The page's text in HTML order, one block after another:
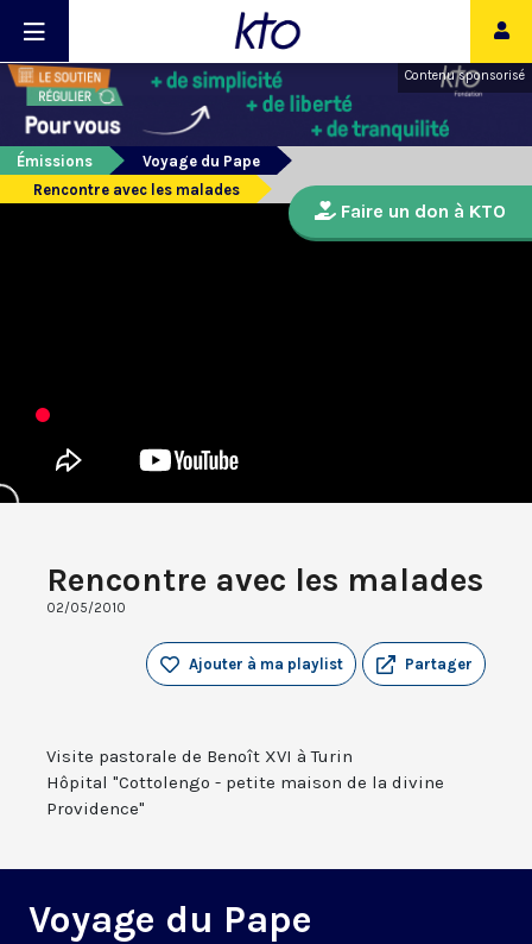
Contenu sponsorisé
Émissions
Voyage du Pape
Rencontre avec les malades
Rencontre avec les malades
02/05/2010
Partager
Ajouter à ma playlist
Visite pastorale de Benoît XVI à Turin
Hôpital "Cottolengo - petite maison de la divine
Providence"
Voyage du Pape
Faire un don à KTO